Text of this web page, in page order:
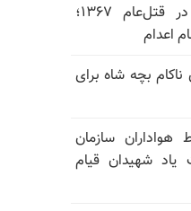
نقش مستقیم خمینی در قتل‌عام ۱۳۶۷؛
اعدام
بچه شاه برای
هواداران سازمان
یاد شهیدان قیام